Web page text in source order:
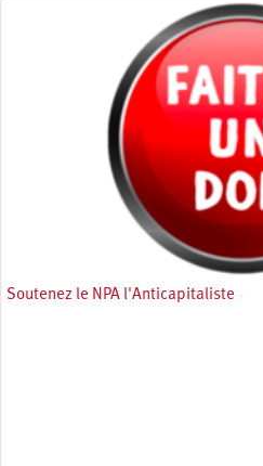
Soutenez le NPA l'Anticapitaliste